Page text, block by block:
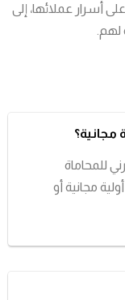
أسرار عملائها، إلى
لهم.
للمحاماة
مجانية أو